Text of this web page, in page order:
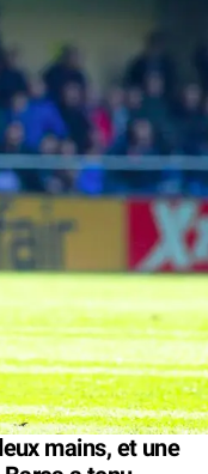
mains, et une